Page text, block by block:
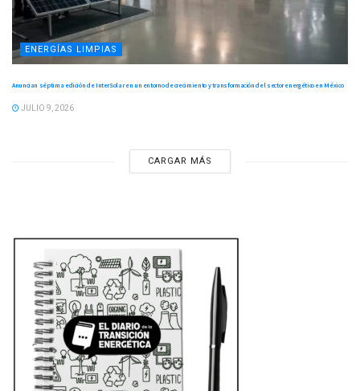
ENERGÍAS LIMPIAS
Anuncian séptima edición de InterSolar en un entorno de crecimiento y transformación del sector energético en México
JULIO 9, 2026
CARGAR MÁS